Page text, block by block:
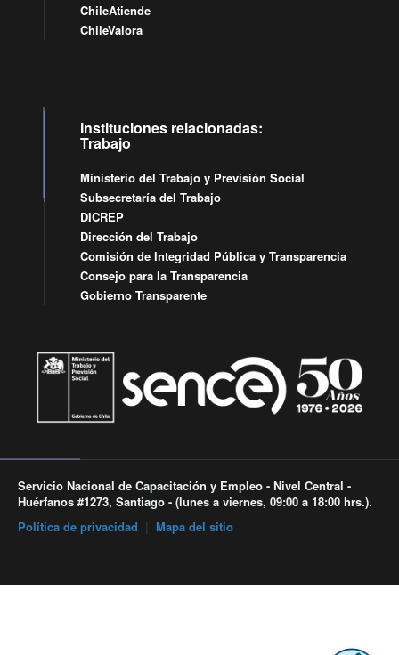
ChileAtiende
ChileValora
Instituciones relacionadas:
Trabajo
Ministerio del Trabajo y Previsión Social
Subsecretaría del Trabajo
DICREP
Dirección del Trabajo
Comisión de Integridad Pública y Transparencia
Consejo para la Transparencia
Gobierno Transparente
Servicio Nacional de Capacitación y Empleo - Nivel Central -
Huérfanos #1273, Santiago - (lunes a viernes, 09:00 a 18:00 hrs.).
Política de privacidad
Mapa del sitio